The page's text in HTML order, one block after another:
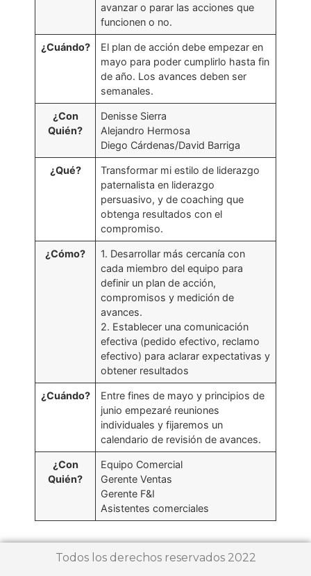
avanzar o parar las acciones que
funcionen o no.
¿Cuándo?
El plan de acción debe empezar en
mayo para poder cumplirlo hasta fin
de año. Los avances deben ser
semanales.
¿Con
Quién?
Denisse Sierra
Alejandro Hermosa
Diego Cárdenas/David Barriga
¿Qué?
Transformar mi estilo de liderazgo
paternalista en liderazgo
persuasivo, y de coaching que
obtenga resultados con el
compromiso.
¿Cómo?
1. Desarrollar más cercanía con
cada miembro del equipo para
definir un plan de acción,
compromisos y medición de
avances.
2. Establecer una comunicación
efectiva (pedido efectivo, reclamo
efectivo) para aclarar expectativas y
obtener resultados
¿Cuándo?
Entre fines de mayo y principios de
junio empezaré reuniones
individuales y fijaremos un
calendario de revisión de avances.
¿Con
Quién?
Equipo Comercial
Gerente Ventas
Gerente F&I
Asistentes comerciales
Todos los derechos reservados 2022